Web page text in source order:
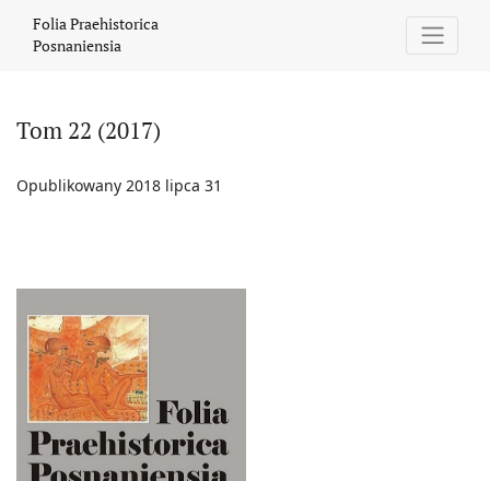
Folia Praehistorica
Posnaniensia
Tom 22 (2017)
Opublikowany 2018 lipca 31